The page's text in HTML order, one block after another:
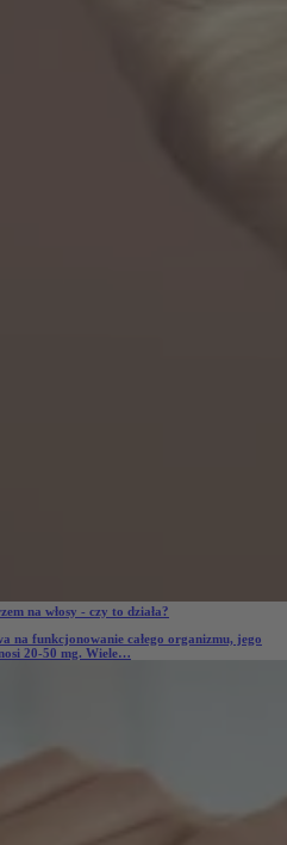
na włosy - czy to działa?
na funkcjonowanie całego organizmu, jego
20-50 mg. Wiele…